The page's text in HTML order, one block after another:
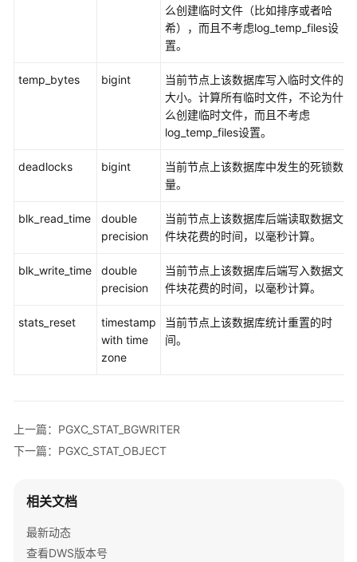
读
开
计
DWS
数
对
Oracle、
么创建临时文件（比如排序或者哈
希），而且不考虑log_temp_files设
置。
temp_bytes bigint
当前节点上该数据库写入临时文件的
大小。计算所有临时文件，不论为什
么创建临时文件，而且不考虑
log_temp_files设置。
deadlocks bigint
当前节点上该数据库中发生的死锁数
量。
blk_read_time
double
precision
当前节点上该数据库后端读取数据文
件块花费的时间，以毫秒计算。
blk_write_time
double
precision
当前节点上该数据库后端写入数据文
件块花费的时间，以毫秒计算。
stats_reset
timestamp
with time
zone
当前节点上该数据库统计重置的时
间。
上一篇：PGXC_STAT_BGWRITER
下一篇：PGXC_STAT_OBJECT
相关文档
最新动态
查看DWS版本号